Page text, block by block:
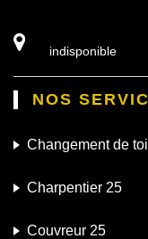
indisponible
NOS
Changement de
Charpentier 25
Couvreur 25